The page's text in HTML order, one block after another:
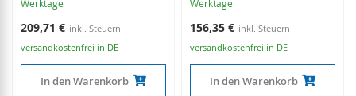
Werktage
209,71 €
versandkostenfrei in DE
In den Warenkorb
Werktage
156,35 €
versandkostenfrei in DE
In den Warenkorb